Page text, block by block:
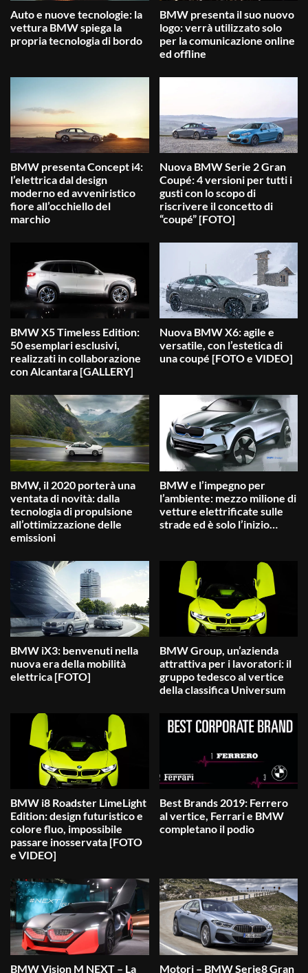
Auto e nuove tecnologie: la
vettura BMW spiega la
propria tecnologia di bordo
BMW presenta il suo nuovo
logo: verrà utilizzato solo
per la comunicazione online
ed offline
BMW presenta Concept i4:
l’elettrica dal design
moderno ed avveniristico
fiore all’occhiello del
marchio
Nuova BMW Serie 2 Gran
Coupé: 4 versioni per tutti i
gusti con lo scopo di
riscrivere il concetto di
“coupé” [FOTO]
BMW X5 Timeless Edition:
50 esemplari esclusivi,
realizzati in collaborazione
con Alcantara [GALLERY]
Nuova BMW X6: agile e
versatile, con l’estetica di
una coupé [FOTO e VIDEO]
BMW, il 2020 porterà una
ventata di novità: dalla
tecnologia di propulsione
all’ottimizzazione delle
emissioni
BMW e l’impegno per
l’ambiente: mezzo milione di
vetture elettrificate sulle
strade ed è solo l’inizio…
BMW iX3: benvenuti nella
nuova era della mobilità
elettrica [FOTO]
BMW Group, un’azienda
attrattiva per i lavoratori: il
gruppo tedesco al vertice
della classifica Universum
BMW i8 Roadster LimeLight
Edition: design futuristico e
colore fluo, impossibile
passare inosservata [FOTO
e VIDEO]
Best Brands 2019: Ferrero
al vertice, Ferrari e BMW
completano il podio
BMW Vision M NEXT – La Motori – BMW Serie8 Gran